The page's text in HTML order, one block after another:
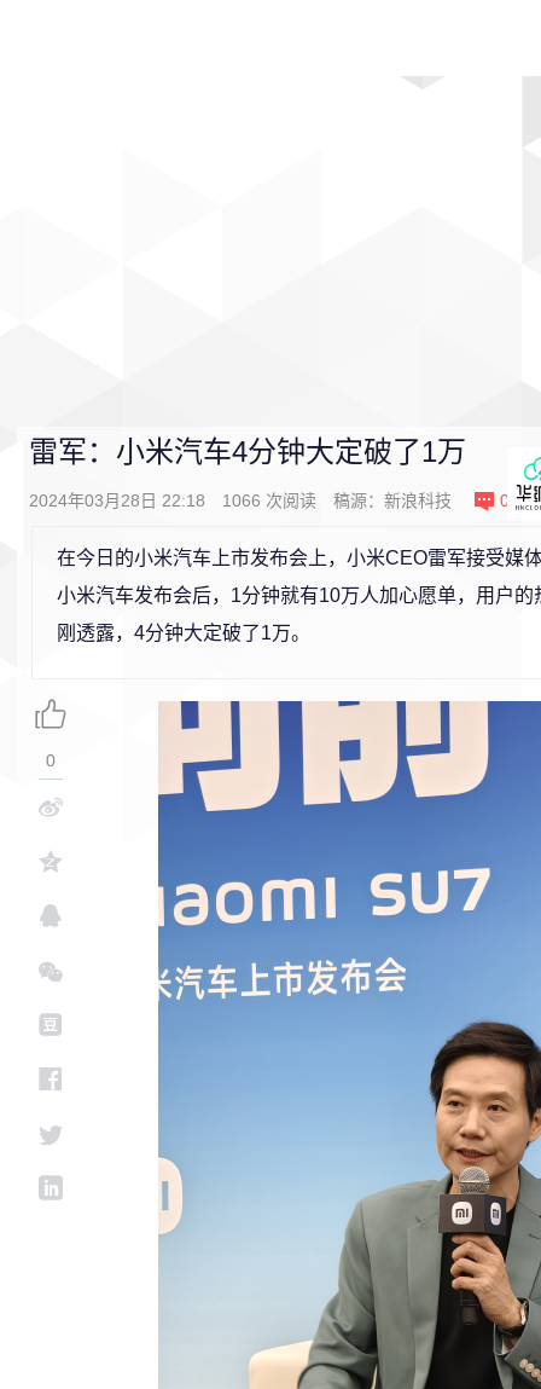
雷军：小米汽车4分钟大定破了1万
2024年03月28日 22:18 1066 次阅读 稿源： 新浪科技 0 条
在今日的小米汽车上市发布会上，小米CEO雷军接受媒
小米汽车发布会后，1分钟就有10万人加心愿单，用户的
刚透露，4分钟大定破了1万。
0